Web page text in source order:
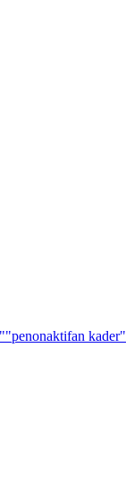
"penonaktifan kader"